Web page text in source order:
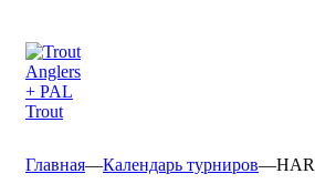
Главная—Календарь турниров—